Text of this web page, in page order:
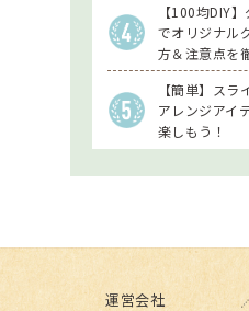
【100均DIY
でオリジナル
方＆注意点を
【簡単】ス
アレンジアイ
楽しもう！
運営会社